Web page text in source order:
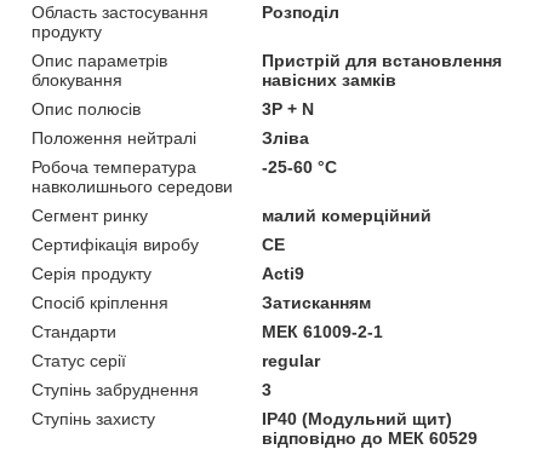
Область застосування
продукту
Розподіл
Опис параметрів
блокування
Пристрій для встановлення
навісних замків
Опис полюсів
3P + N
Положення нейтралі
Зліва
Робоча температура
навколишнього середови
-25-60 °C
Сегмент ринку
малий комерційний
Сертифікація виробу
CE
Серія продукту
Acti9
Спосіб кріплення
Затисканням
Стандарти
МЕК 61009-2-1
Статус серії
regular
Ступінь забруднення
3
Ступінь захисту
IP40 (Модульний щит)
відповідно до МЕК 60529